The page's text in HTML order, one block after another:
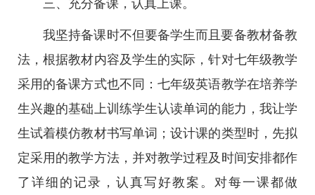
三、充分备课，认真上课。
我坚持备课时不但要备学生而且要备教材备教
法，根据教材内容及学生的实际，针对七年级教学
采用的备课方式也不同：七年级英语教学在培养学
生兴趣的基础上训练学生认读单词的能力，我让学
生试着模仿教材书写单词；设计课的类型时，先拟
定采用的教学方法，并对教学过程及时间安排都作
了详细的记录，认真写好教案。对每一课都做